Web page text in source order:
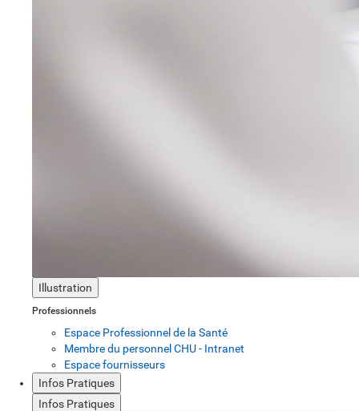
Illustration
Professionnels
Espace Professionnel de la Santé
Membre du personnel CHU - Intranet
Espace fournisseurs
Infos Pratiques
Infos Pratiques